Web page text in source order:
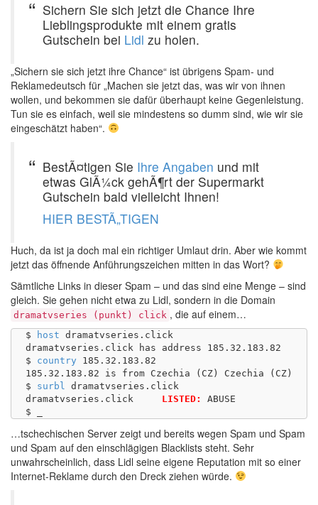
Sichern Sie sich jetzt die Chance Ihre
Lieblingsprodukte mit einem gratis
Gutschein bei Lidl zu holen.
„Sichern sie sich jetzt ihre Chance“ ist übrigens Spam- und
Reklamedeutsch für „Machen sie jetzt das, was wir von ihnen
wollen, und bekommen sie dafür überhaupt keine Gegenleistung.
Tun sie es einfach, weil sie mindestens so dumm sind, wie wir sie
eingeschätzt haben“.
BestÃ¤tigen Sie Ihre Angaben und mit
etwas GlÃ¼ck gehÃ¶rt der Supermarkt
Gutschein bald vielleicht Ihnen!
HIER BESTÃ„TIGEN
Huch, da ist ja doch mal ein richtiger Umlaut drin. Aber wie kommt
jetzt das öffnende Anführungszeichen mitten in das Wort?
Sämtliche Links in dieser Spam – und das sind eine Menge – sind
gleich. Sie gehen nicht etwa zu Lidl, sondern in die Domain
dramatvseries (punkt) click , die auf einem…
$ host dramatvseries.click
dramatvseries.click has address 185.32.183.82
$ country 185.32.183.82
185.32.183.82 is from Czechia (CZ) Czechia (CZ)
$ surbl dramatvseries.click
LISTED:
ABUSE
…tschechischen Server zeigt und bereits wegen Spam und Spam
und Spam auf den einschlägigen Blacklists steht. Sehr
unwahrscheinlich, dass Lidl seine eigene Reputation mit so einer
Internet-Reklame durch den Dreck ziehen würde.